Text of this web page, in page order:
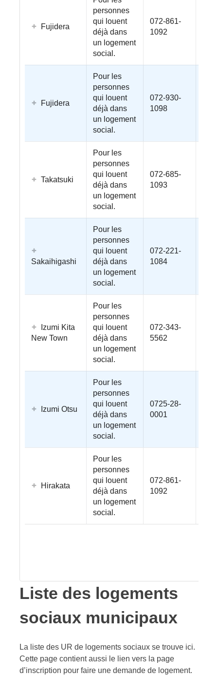
Fujidera
personnes
qui louent
déjà dans
un logement
social.
072-861-
1092
Fujidera
Pour les
personnes
qui louent
déjà dans
un logement
social.
072-930-
1098
Takatsuki
Pour les
personnes
qui louent
déjà dans
un logement
social.
072-685-
1093
Sakaihigashi
Pour les
personnes
qui louent
déjà dans
un logement
social.
072-221-
1084
Izumi Kita
New Town
Pour les
personnes
qui louent
déjà dans
un logement
social.
072-343-
5562
Izumi Otsu
Pour les
personnes
qui louent
déjà dans
un logement
social.
0725-28-
0001
Hirakata
Pour les
personnes
qui louent
déjà dans
un logement
social.
072-861-
1092
Liste des logements
sociaux municipaux
La liste des UR de logements sociaux se trouve ici.
Cette page contient aussi le lien vers la page
d’inscription pour faire une demande de logement.